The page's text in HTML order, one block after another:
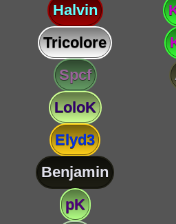
Halvin
Tricolore
Spcf
LoloK
Elyd3
Benjamin
pK